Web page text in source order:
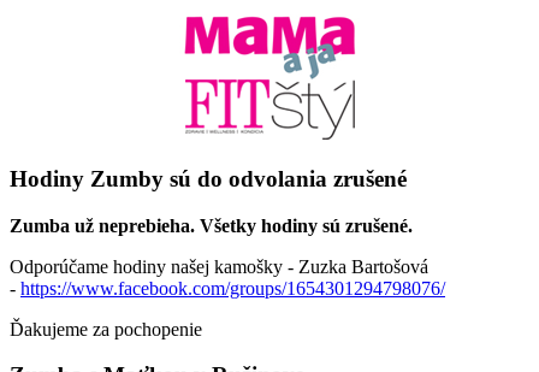
Hodiny Zumby sú do odvolania zrušené
Zumba už neprebieha. Všetky hodiny sú zrušené.
Odporúčame hodiny našej kamošky - Zuzka Bartošová
- https://www.facebook.com/groups/1654301294798076/
Ďakujeme za pochopenie